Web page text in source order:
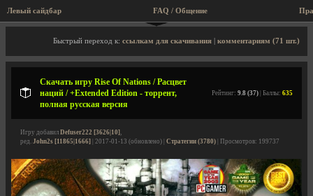
Левый сайдбар FAQ / Общение
Описание игры, торрент, скриншоты, видео
Быстрый переход к: ссылкам для скачивания комментариям (71 шт.)
Скачать игру Rise Of Nations / Расцвет
наций / +Extended Edition - торрент,
полная русская версия
Рейтинг: 9.8 (37) | Баллы: 635
Игру добавил Defuser222 [3626|10],
ред. John2s [11865|1666] | 2017-01-13 (обновлено) | Стратегии (3780) | Просмотров: 199737